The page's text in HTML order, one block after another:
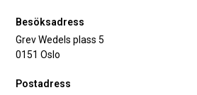
Besöksadress
Grev Wedels plass 5
0151 Oslo
Postadress